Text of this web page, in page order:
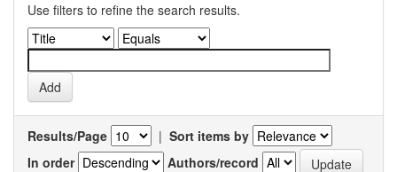
Use filters to refine the search results.
Results/Page | Sort items by
In order
Authors/record